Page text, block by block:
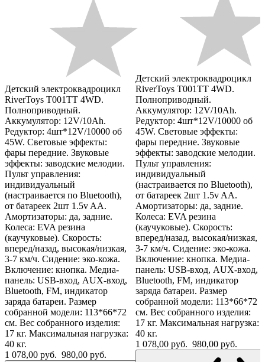
Детский электроквадроцикл
RiverToys T001TT 4WD.
Полноприводный.
Аккумулятор: 12V/10Ah.
Редуктор: 4шт*12V/10000 об
45W. Световые эффекты:
фары передние. Звуковые
эффекты: заводские мелодии.
Пульт управления:
индивидуальный
(настраивается по Bluetooth),
от батареек 2шт 1.5v AA.
Амортизаторы: да, задние.
Колеса: EVA резина
(каучуковые). Скорость:
вперед/назад, высокая/низкая,
3-7 км/ч. Сидение: эко-кожа.
Включение: кнопка. Медиа-
панель: USB-вход, AUX-вход,
Bluetooth, FM, индикатор
заряда батареи. Размер
собранной модели: 113*66*72
см. Вес собранного изделия:
17 кг. Максимальная нагрузка:
40 кг.
1 078,00 руб. 980,00 руб.
Детский электроквадроцикл
RiverToys T001TT 4WD.
Полноприводный.
Аккумулятор: 12V/10Ah.
Редуктор: 4шт*12V/10000 об
45W. Световые эффекты:
фары передние. Звуковые
эффекты: заводские мелодии.
Пульт управления:
индивидуальный
(настраивается по Bluetooth),
от батареек 2шт 1.5v AA.
Амортизаторы: да, задние.
Колеса: EVA резина
(каучуковые). Скорость:
вперед/назад, высокая/низкая,
3-7 км/ч. Сидение: эко-кожа.
Включение: кнопка. Медиа-
панель: USB-вход, AUX-вход,
Bluetooth, FM, индикатор
заряда батареи. Размер
собранной модели: 113*66*72
см. Вес собранного изделия:
17 кг. Максимальная нагрузка:
40 кг.
1 078,00 руб. 980,00 руб.